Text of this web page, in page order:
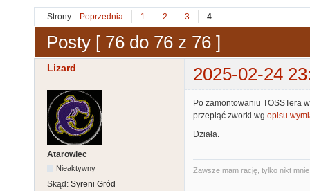
Strony Poprzednia 1 2 3 4
Posty [ 76 do 76 z 76 ]
Lizard 2025-02-24
Atarowiec
Nieaktywny
Skąd: Syreni Gród
Po zamontowaniu TOSSTera
przepiąć zworki wg opisu
Działa.
Zawsze mam rację, tylko nikt mnie